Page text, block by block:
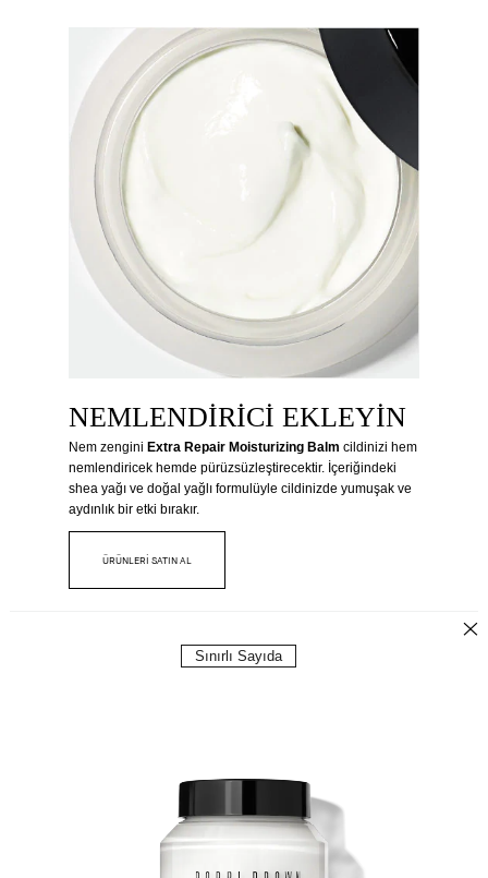
NEMLENDIRICI EKLEYIN
Nem zengini Extra Repair Moisturizing Balm cildinizi hem
nemlendiricek hemde pürüzsüzleştirecektir. İçeriğindeki
shea yağı ve doğal yağlı formulüyle cildinizde yumuşak ve
aydınlık bir etki bırakır.
ÜRÜNLERİ SATIN AL
Sınırlı Sayıda